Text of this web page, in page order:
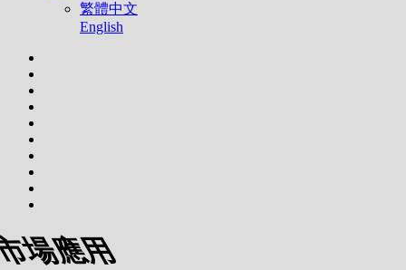
繁體中文
English
場應用